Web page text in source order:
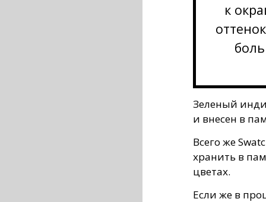
к
Зеленый
и внесен в
Всего же
хранить в
цветах.
Если же в